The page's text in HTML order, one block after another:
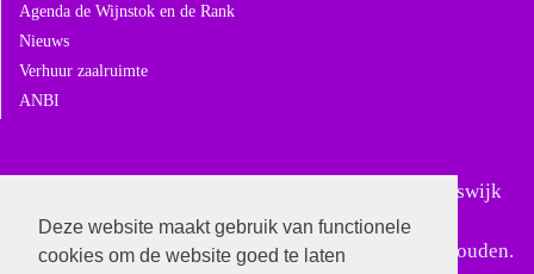
Deze website maakt gebruik van functionele
cookies om de website goed te laten
Agenda de Wijnstok en de Rank
Nieuws
Verhuur zaalruimte
ANBI
Sinds 18 februari 2024 is Gereformeerd Giessen-Rijswijk
samengegaan met Gereformeerd Andel. In Giessen-
Rijswijk worden alleen nog bijzondere diensten gehouden.